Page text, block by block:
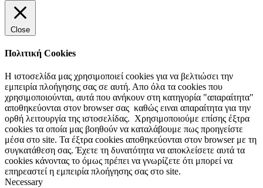
Close
Πολιτική Cookies
Η ιστοσελίδα μας χρησιμοποιεί cookies για να βελτιώσει την
εμπειρία πλοήγησης σας σε αυτή. Απο όλα τα cookies που
χρησιμοποιούνται, αυτά που ανήκουν στη κατηγορία "απαραίτητα"
αποθηκεύονται στον browser σας καθώς ειναι απαραίτητα για την
ορθή λειτουργία της ιστοσελίδας. Χρησιμοποιούμε επίσης έξτρα
cookies τα οποία μας βοηθούν να καταλάβουμε πως προηγείστε
μέσα στο site. Τα έξτρα cookies αποθηκεύονται στον browser με τη
συγκατάθεση σας. Έχετε τη δυνατότητα να αποκλείσετε αυτά τα
cookies κάνοντας το όμως πρέπει να γνωρίζετε ότι μπορεί να
επηρεαστεί η εμπειρία πλοήγησης σας στο site.
Necessary